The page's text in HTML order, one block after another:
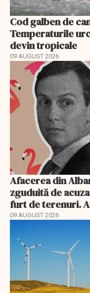
Cod galben de
Temperaturile
devin tropicale
09 AUGUST 2026
Afacerea din
zguduită de
furt de terenuri.
09 AUGUST 2026